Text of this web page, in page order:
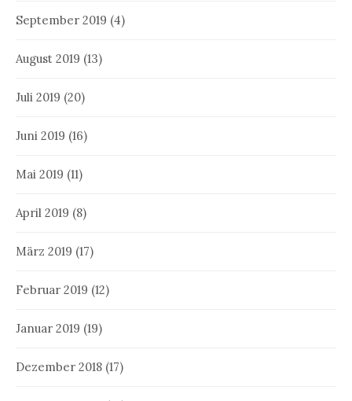
September 2019 (4)
August 2019 (13)
Juli 2019 (20)
Juni 2019 (16)
Mai 2019 (11)
April 2019 (8)
März 2019 (17)
Februar 2019 (12)
Januar 2019 (19)
Dezember 2018 (17)